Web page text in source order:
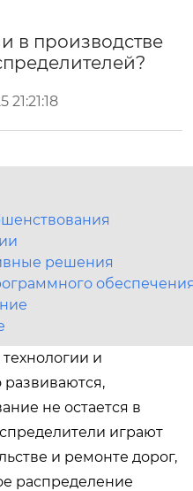
в производстве
21:21:18
решения
и
не остается в
играют
и ремонте дорог,
распределение